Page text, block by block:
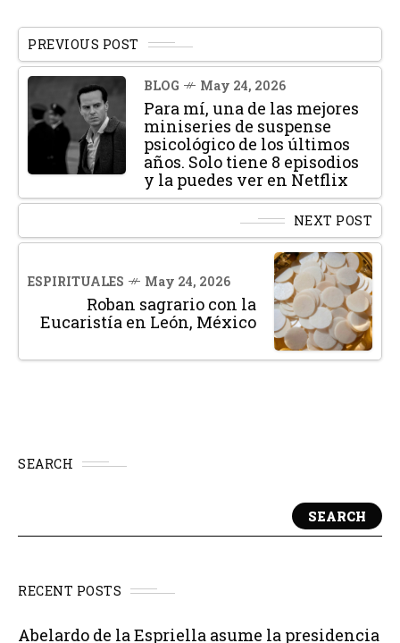
PREVIOUS POST
BLOG May 24, 2026
Para mí, una de las mejores
miniseries de suspense
psicológico de los últimos
años. Solo tiene 8 episodios
y la puedes ver en Netflix
NEXT POST
ESPIRITUALES May 24, 2026
Roban sagrario con la
Eucaristía en León, México
SEARCH
SEARCH
RECENT POSTS
Abelardo de la Espriella asume la presidencia